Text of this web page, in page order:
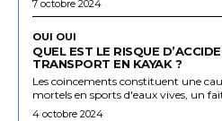
7 octobre 2024
OUI OUI
QUEL EST LE RISQUE
TRANSPORT EN KAYAK ?
Les coincements constituent une
mortels en sports d'eaux vives, un
4 octobre 2024